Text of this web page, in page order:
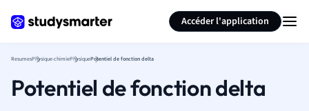
Accéder l'application
ResumesPhysique-chimiePhysiquePotentiel de fonction delta
Potentiel de fonction delta
Résumer la page